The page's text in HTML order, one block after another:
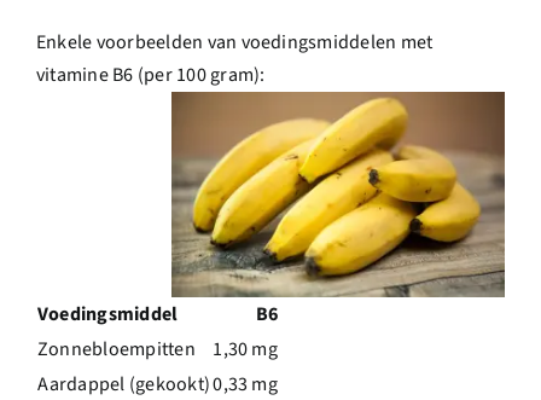
Enkele voorbeelden van voedingsmiddelen met
vitamine B6 (per 100 gram):
Voedingsmiddel
B6
Zonnebloempitten
1,30 mg
Aardappel (gekookt)0,33 mg